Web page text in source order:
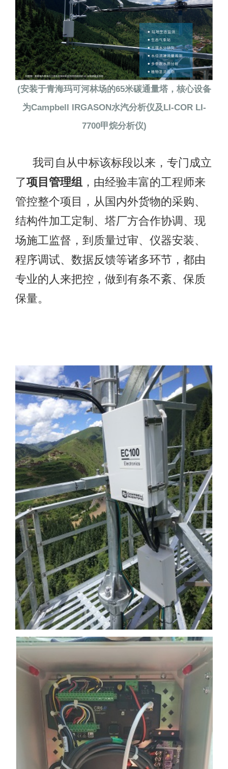
(安装于青海玛可河林场的65米碳通量塔，核心设备
为Campbell IRGASON水汽分析仪及LI-COR LI-
7700甲烷分析仪)
我司自从中标该标段以来，专门成立
了项目管理组，由经验丰富的工程师来
管控整个项目，从国内外货物的采购、
结构件加工定制、塔厂方合作协调、现
场施工监督，到质量过审、仪器安装、
程序调试、数据反馈等诸多环节，都由
专业的人来把控，做到有条不紊、保质
保量。